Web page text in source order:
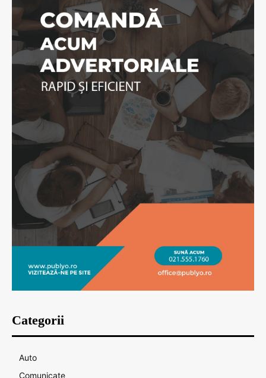
Categorii
Auto
Comunicate